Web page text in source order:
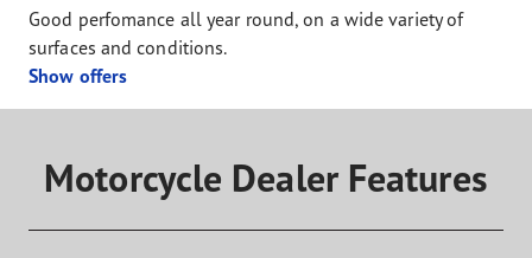
Good perfomance all year round, on a wide variety of
surfaces and conditions.
Show offers
Motorcycle Dealer Features